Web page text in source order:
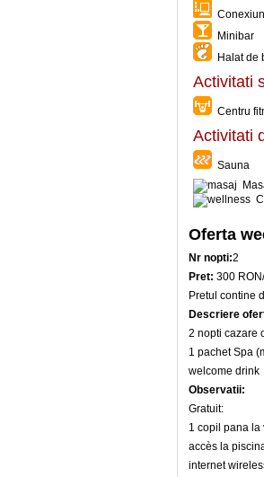
Minibar
Halat de
Activitati
Centru
Activitati
Sauna
Oferta
Nr nopti:2
Pret: 300
Pretul contine
Descriere
2 nopti cazare
1 pachet Spa
welcome drink
Observatii:
Gratuit:
1 copil pana la
accès la
internet